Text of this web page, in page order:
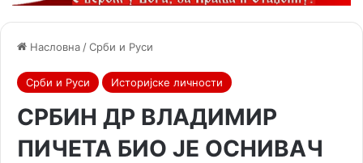
Насловна /Срби и Руси
Срби и Руси Историјске личности
СРБИН ДР ВЛАДИМИР
ПИЧЕТА БИО ЈЕ ОСНИВАЧ